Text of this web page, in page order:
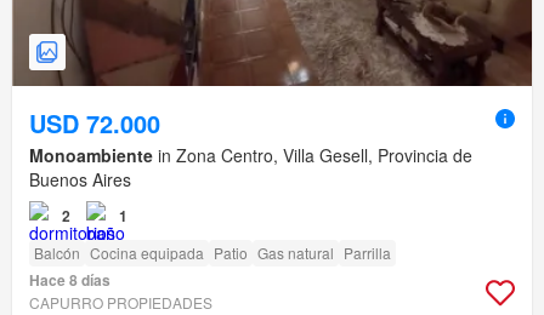
USD 72.000
Monoambiente in Zona Centro, Villa Gesell, Provincia de
Buenos Aires
2 1
Balcón Cocina equipada Patio Gas natural Parrilla
Hace 8 días
CAPURRO PROPIEDADES